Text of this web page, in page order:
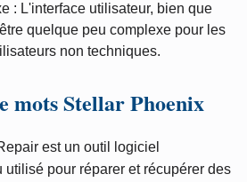
: L'interface utilisateur, bien que
quelque peu complexe pour les
non techniques.
mots Stellar Phoenix
est un outil logiciel
utilisé pour réparer et récupérer des